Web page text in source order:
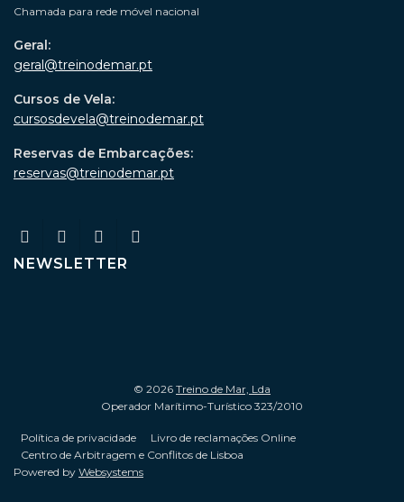
Chamada para rede móvel nacional
Geral:
geral@treinodemar.pt
Cursos de Vela:
cursosdevela@treinodemar.pt
Reservas de Embarcações:
reservas@treinodemar.pt
NEWSLETTER
© 2026 Treino de Mar, Lda
Operador Marítimo-Turístico 323/2010
Política de privacidade
Livro de reclamações Online
Centro de Arbitragem e Conflitos de Lisboa
Powered by Websystems